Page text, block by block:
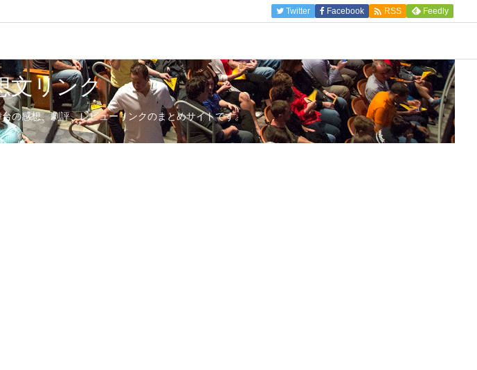
Twitter Facebook  RSS Feedly
文リンク
の感想、劇評、レビューリンクのまとめサイトです。